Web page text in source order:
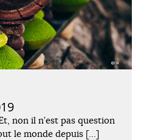
non il n’est pas question
le monde depuis […]